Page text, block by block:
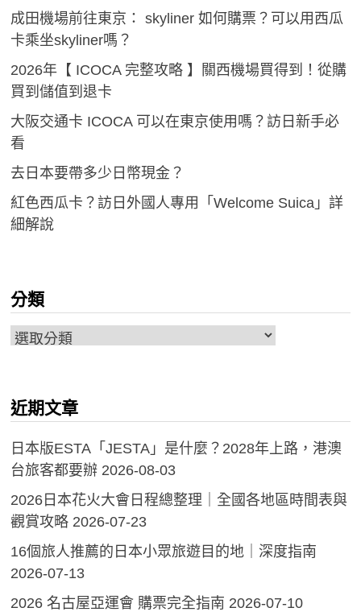
成田機場前往東京： skyliner 如何購票？可以用西瓜
卡乘坐skyliner嗎？
2026年【 ICOCA 完整攻略 】關西機場買得到！從購
買到儲值到退卡
大阪交通卡 ICOCA 可以在東京使用嗎？訪日新手必
看
去日本要帶多少日幣現金？
紅色西瓜卡？訪日外國人專用「Welcome Suica」詳
細解說
分類
分
近期文章
日本版ESTA「JESTA」是什麼？2028年上路，港澳
台旅客都要辦 2026-08-03
2026日本花火大會日程總整理｜全國各地區時間表與
觀賞攻略 2026-07-23
16個旅人推薦的日本小眾旅遊目的地｜深度指南
2026-07-13
2026 名古屋亞運會 購票完全指南 2026-07-10